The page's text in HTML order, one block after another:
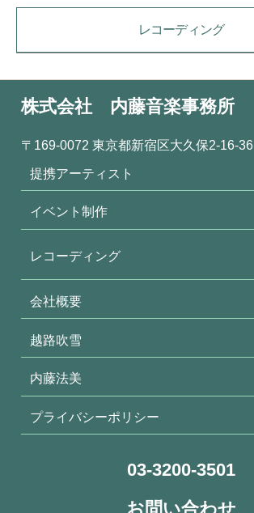
レコーディング
株式会社 内藤音楽事務所
〒169-0072 東京都新宿区大久保2-16-36
提携アーティスト
イベント制作
レコーディング
会社概要
越路吹雪
内藤法美
プライバシーポリシー
03-3200-3501
お問い合わせ